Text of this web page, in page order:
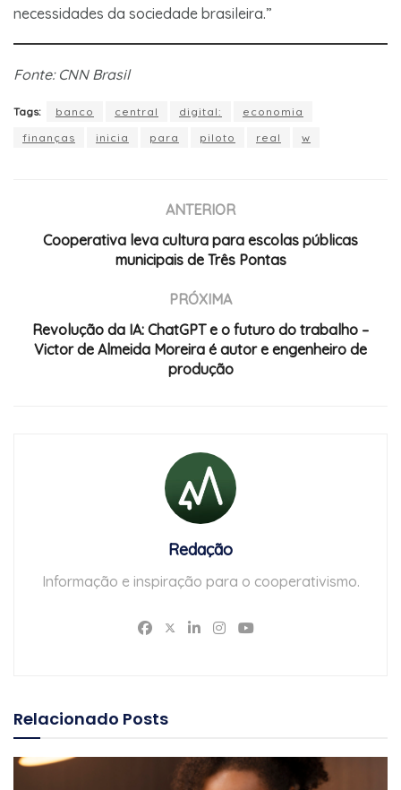
necessidades da sociedade brasileira.”
Fonte: CNN Brasil
Tags: banco central digital:
economia
finanças
inicia para piloto real w
ANTERIOR
Cooperativa leva cultura para escolas públicas
municipais de Três Pontas
PRÓXIMA
Revolução da IA: ChatGPT e o futuro do trabalho –
Victor de Almeida Moreira é autor e engenheiro de
produção
Redação
Informação e inspiração para o cooperativismo.
Relacionado Posts